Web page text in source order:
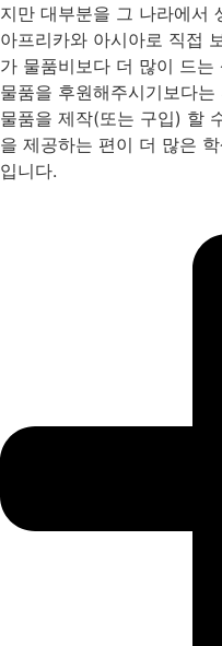
지만 대부분을 그 나라에서
아프리카와 아시아로 직접
가 물품비보다 더 많이 드
물품을 후원해주시기보다
물품을 제작(또는 구입) 할
을 제공하는 편이 더 많은
입니다.